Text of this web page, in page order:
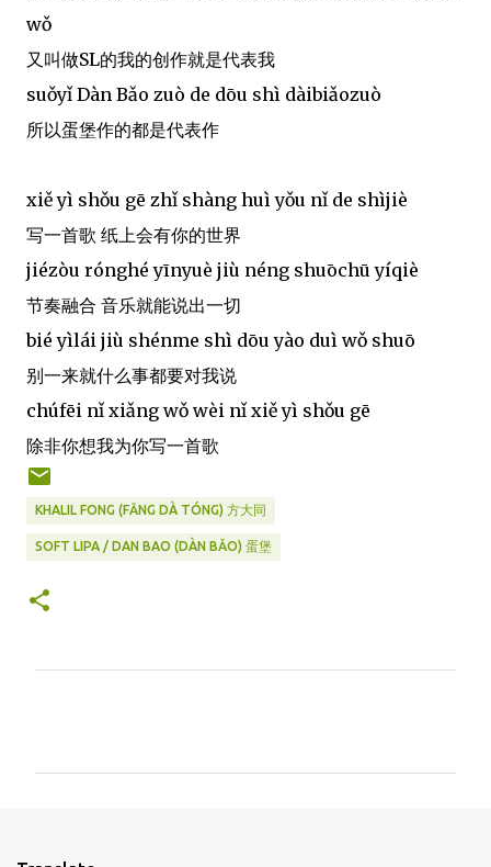
wǒ
又叫做SL的我的创作就是代表我
suǒyǐ Dàn Bǎo zuò de dōu shì dàibiǎozuò
所以蛋堡作的都是代表作
xiě yì shǒu gē zhǐ shàng huì yǒu nǐ de shìjiè
写一首歌 纸上会有你的世界
jiézòu rónghé yīnyuè jiù néng shuōchū yíqiè
节奏融合 音乐就能说出一切
bié yìlái jiù shénme shì dōu yào duì wǒ shuō
别一来就什么事都要对我说
chúfēi nǐ xiǎng wǒ wèi nǐ xiě yì shǒu gē
除非你想我为你写一首歌
KHALIL FONG (FĀNG DÀ TÓNG) 方大同
SOFT LIPA / DAN BAO (DÀN BǍO) 蛋堡